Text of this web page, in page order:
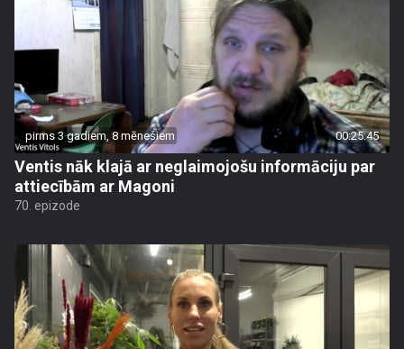
pirms 3 gadiem, 8 mēnešiem 00:25:45
Ventis nāk klajā ar neglaimojošu informāciju par
attiecībām ar Magoni
70. epizode